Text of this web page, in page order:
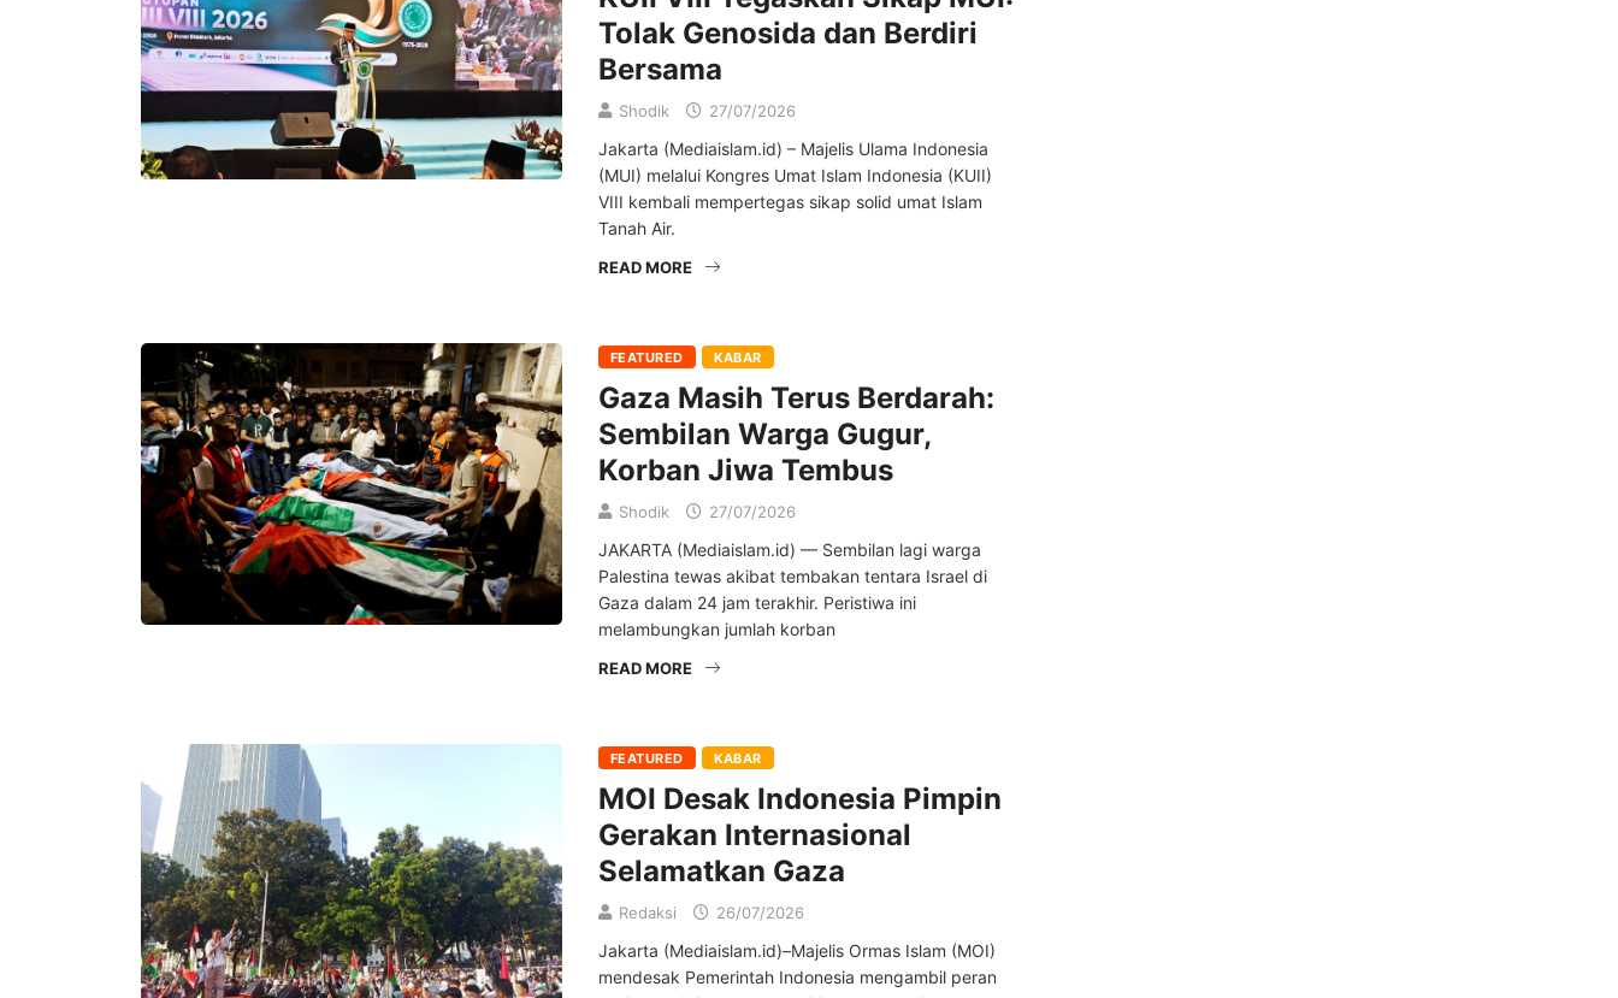
Tolak Genosida dan Berdiri
Bersama
Shodik 27/07/2026
Jakarta (Mediaislam.id) – Majelis Ulama Indonesia
(MUI) melalui Kongres Umat Islam Indonesia (KUII)
VIII kembali mempertegas sikap solid umat Islam
Tanah Air.
READ MORE
FEATURED KABAR
Gaza Masih Terus Berdarah:
Sembilan Warga Gugur,
Korban Jiwa Tembus
Shodik 27/07/2026
JAKARTA (Mediaislam.id) — Sembilan lagi warga
Palestina tewas akibat tembakan tentara Israel di
Gaza dalam 24 jam terakhir. Peristiwa ini
melambungkan jumlah korban
READ MORE
FEATURED KABAR
MOI Desak Indonesia Pimpin
Gerakan Internasional
Selamatkan Gaza
Redaksi 26/07/2026
Jakarta (Mediaislam.id)–Majelis Ormas Islam (MOI)
mendesak Pemerintah Indonesia mengambil peran